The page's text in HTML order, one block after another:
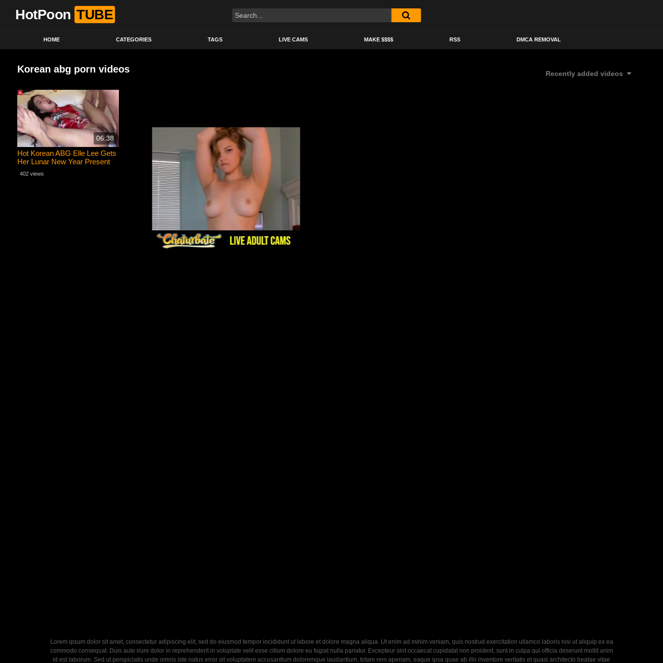
HotPoon TUBE
HOME CATEGORIES TAGS LIVE CAMS MAKE $$$$ RSS DMCA REMOVAL
Korean abg porn videos Recently added videos
06:38
Hot Korean ABG Elle Lee Gets
Her Lunar New Year Present
from Her Chinese Fan
402 views
Lorem ipsum dolor sit amet, consectetur adipiscing elit, sed do eiusmod tempor incididunt ut labore et dolore magna aliqua. Ut enim ad minim veniam, quis nostrud exercitation ullamco laboris nisi ut aliquip ex ea
commodo consequat. Duis aute irure dolor in reprehenderit in voluptate velit esse cillum dolore eu fugiat nulla pariatur. Excepteur sint occaecat cupidatat non proident, sunt in culpa qui officia deserunt mollit anim
id est laborum. Sed ut perspiciatis unde omnis iste natus error sit voluptatem accusantium doloremque laudantium, totam rem aperiam, eaque ipsa quae ab illo inventore veritatis et quasi architecto beatae vitae